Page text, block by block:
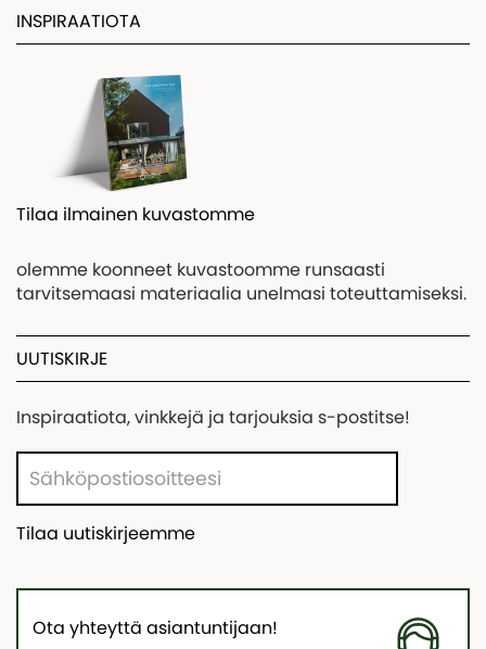
INSPIRAATIOTA
Tilaa ilmainen kuvastomme
olemme koonneet kuvastoomme runsaasti
tarvitsemaasi materiaalia unelmasi toteuttamiseksi.
UUTISKIRJE
Inspiraatiota, vinkkejä ja tarjouksia s-postitse!
Tilaa uutiskirjeemme
Ota yhteyttä asiantuntijaan!